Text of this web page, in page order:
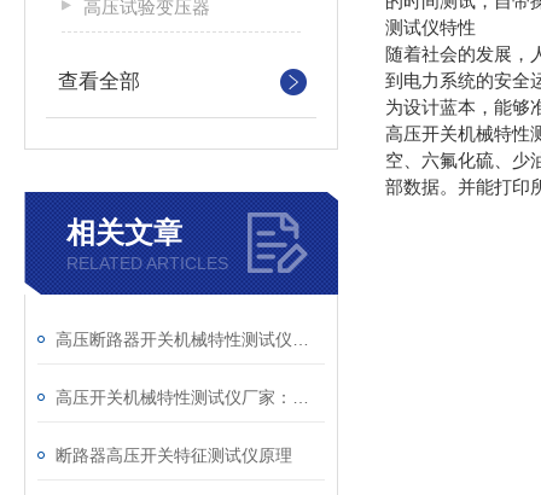
高压试验变压器
查看全部
相关文章
RELATED ARTICLES
断路器高压开关特征测试仪原理
测试仪特性
随着社会的发展，
到电力系统的安全
为设计蓝本，能够
高压开关机械特性
空、六氟化硫、少
部数据。并能打印